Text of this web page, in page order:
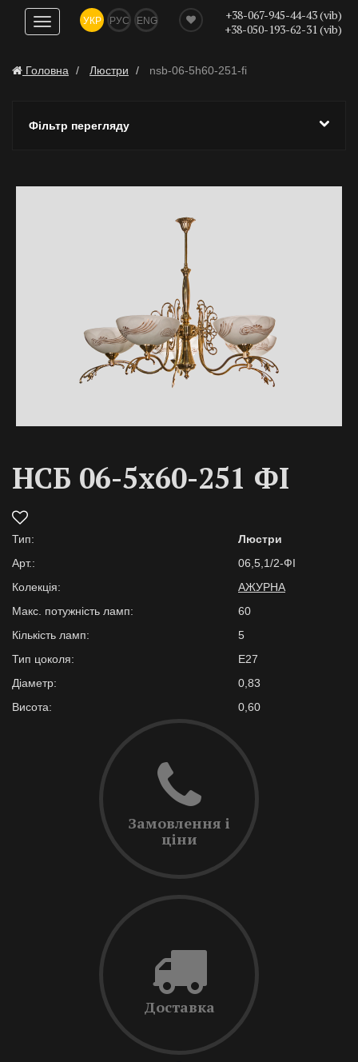
Показати
навігацію
УКР РУС ENG
+38-067-945-44-43 (vib)
+38-050-193-62-31 (vib)
Головна Люстри nsb-06-5h60-251-fi
Фільтр перегляду
НСБ 06-5х60-251 ФІ
Тип:
Люстри
Арт.:
06,5,1/2-ФІ
Колекція:
АЖУРНА
Макс. потужність ламп:
60
Кількість ламп:
5
Тип цоколя:
E27
Діаметр:
0,83
Висота:
0,60
Замовлення і
ціни
Доставка